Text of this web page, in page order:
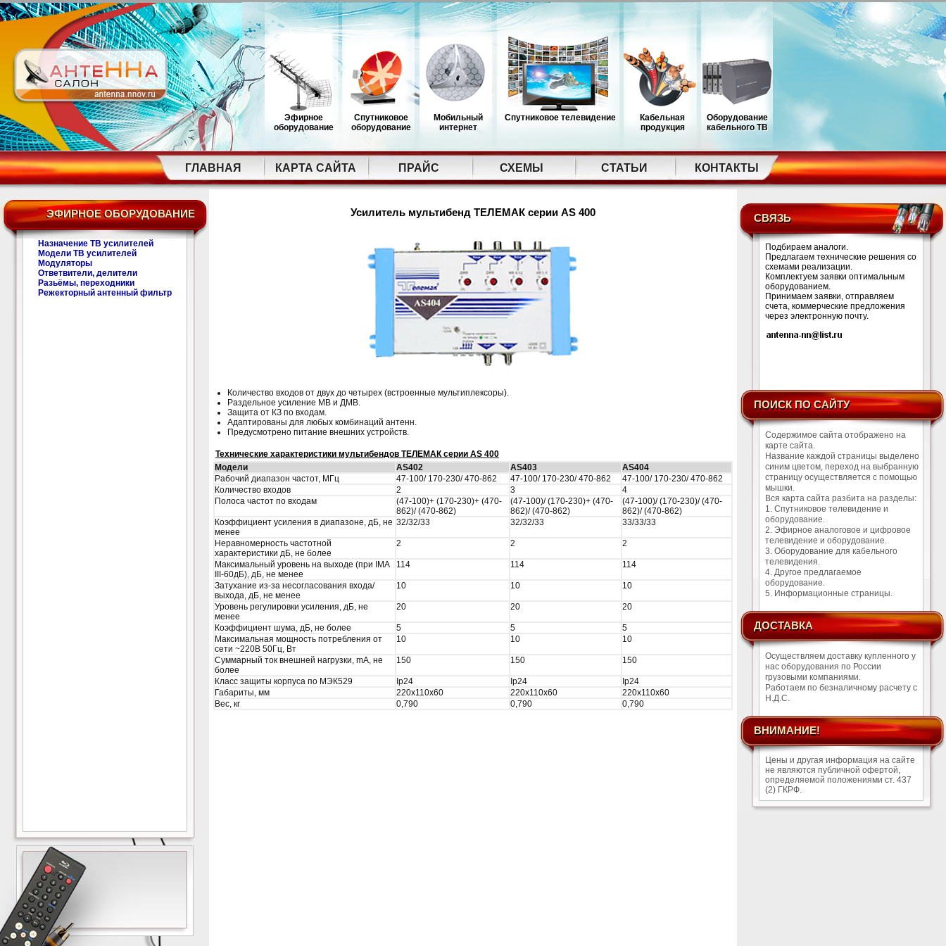
Эфирное
оборудование
Спутниковое
оборудование
Мобильный
интернет
Спутниковое телевидение
Кабельная
продукция
Оборудование
кабельного ТВ
ГЛАВНАЯ КАРТА САЙТА ПРАЙС СХЕМЫ СТАТЬИ КОНТАКТЫ
ЭФИРНОЕ ОБОРУДОВАНИЕ
Назначение ТВ усилителей
Модели ТВ усилителей
Модуляторы
Ответвители, делители
Разьёмы, переходники
Режекторный антенный фильтр
Усилитель мультибенд ТЕЛЕМАК серии AS 400
Количество входов от двух до четырех (встроенные мультиплексоры).
Раздельное усиление МВ и ДМВ.
Защита от КЗ по входам.
Адаптированы для любых комбинаций антенн.
Предусмотрено питание внешних устройств.
Технические характеристики мультибендов ТЕЛЕМАК серии AS 400
Модели
AS402 AS403
AS404
Рабочий диапазон частот, МГц
47-100/ 170-230/ 470-862 47-100/ 170-230/ 470-862
47-100/ 170-230/ 470-862
Количество входов
2 3
4
Полоса частот по входам
(47-100)+ (170-230)+ (470-
862)/ (470-862)
(47-100)/ (170-230)+ (470-
862)/ (470-862)
(47-100)/ (170-230)/ (470-
862)/ (470-862)
Коэффициент усиления в диапазоне, дБ, не
менее
32/32/33 32/32/33 33/33/33
Неравномерность частотной
характеристики дБ, не более
2 2 2
Максимальный уровень на выходе (при IMA
III-60дБ), дБ, не менее
114 114 114
Затухание из-за несогласования входа/
выхода, дБ, не менее
10 10 10
Уровень регулировки усиления, дБ, не
менее
20 20 20
Коэффициент шума, дБ, не более 5 5
5
Мaксимальная мощность потребления от
сети ~220В 50Гц, Вт
10 10 10
Суммарный ток внешней нагрузки, mA, не
более
150 150 150
Класс защиты корпуса по МЭК529 Ip24 Ip24
Ip24
Габариты, мм
220х110х60 220х110х60
220х110х60
Вес, кг
0,790 0,790 0,790
СВЯЗЬ
Подбираем аналоги.
Предлагаем технические решения со
схемами реализации.
Комплектуем заявки оптимальным
оборудованием.
Принимаем заявки, отправляем
счета, коммерческие предложения
через электронную почту.
ПОИСК ПО САЙТУ
Содержимое сайта отображено на
карте сайта.
Название каждой страницы выделено
синим цветом, переход на выбранную
страницу осуществляется с помощью
мышки.
Вся карта сайта разбита на разделы:
1. Спутниковое телевидение и
оборудование.
2. Эфирное аналоговое и цифровое
телевидение и оборудование.
3. Оборудование для кабельного
телевидения.
4. Другое предлагаемое
оборудование.
5. Информационные страницы.
ДОСТАВКА
Осуществляем доставку купленного у
нас оборудования по России
грузовыми компаниями.
Работаем по безналичному расчету с
Н.Д.С.
ВНИМАНИЕ!
Цены и другая информация на сайте
не являются публичной офертой,
определяемой положениями ст. 437
(2) ГКРФ.